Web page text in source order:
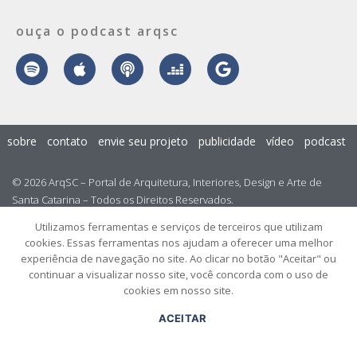
ouça o podcast arqsc
© 2026 ArqSC – Portal de Arquitetura, Interiores, Design e Arte de
Santa Catarina – Todos os Direitos Reservados.
sobre contato envie seu projeto publicidade vídeo podcast
Utilizamos ferramentas e serviços de terceiros que utilizam
cookies. Essas ferramentas nos ajudam a oferecer uma melhor
experiência de navegação no site. Ao clicar no botão "Aceitar" ou
continuar a visualizar nosso site, você concorda com o uso de
cookies em nosso site.
ACEITAR